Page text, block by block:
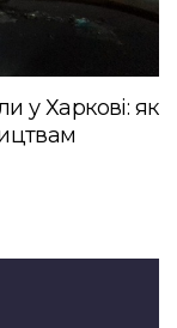
у Харкові: як